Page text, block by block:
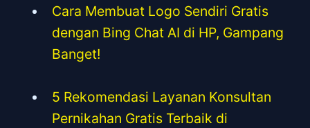
Cara Membuat Logo Sendiri Gratis
dengan Bing Chat AI di HP, Gampang
Banget!
5 Rekomendasi Layanan Konsultan
Pernikahan Gratis Terbaik di